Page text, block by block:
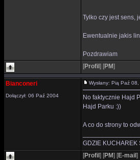
Tylko czy jest sens,
Ewentualnie jakis
Pozdrawiam
[Profil ] [PM]
Bianconeri
Dołączył: 06 Paź 2004
Wysłany: Pią Paź
No faktycznie Hajd
Hajd Parku :))
A co do strony to
GDZIE KUCHAREK
[Profil ] [PM] [E-mail ]